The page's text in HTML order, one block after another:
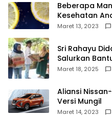
Beberapa
Kesehatan
Maret 13, 2023
Sri Rahayu
Salurkan
Kampek Desa
Maret 18, 2025
Aliansi
Versi Mungil
Maret 14, 2023